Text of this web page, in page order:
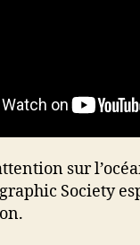
sur
Society